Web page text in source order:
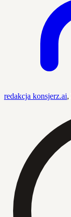
redakcja konsjerz.ai,